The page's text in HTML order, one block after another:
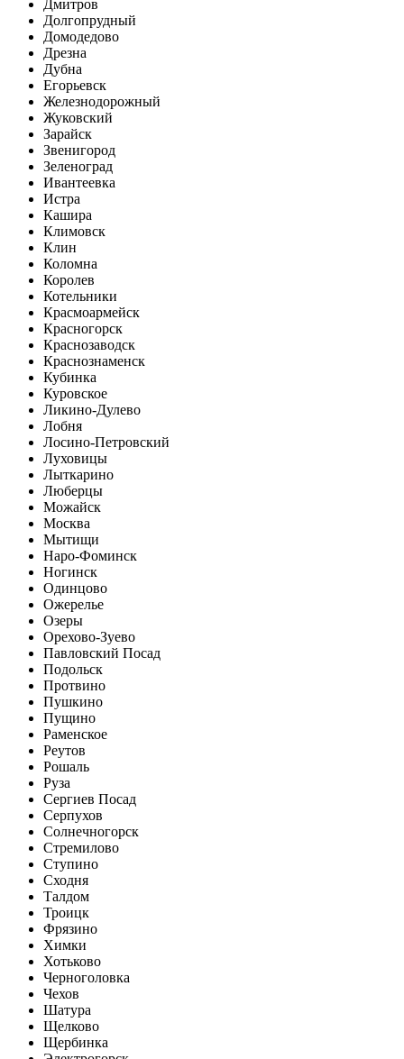
Дмитров
Долгопрудный
Домодедово
Дрезна
Дубна
Егорьевск
Железнодорожный
Жуковский
Зарайск
Звенигород
Зеленоград
Ивантеевка
Истра
Кашира
Климовск
Клин
Коломна
Королев
Котельники
Красмоармейск
Красногорск
Краснозаводск
Краснознаменск
Кубинка
Куровское
Ликино-Дулево
Лобня
Лосино-Петровский
Луховицы
Лыткарино
Люберцы
Можайск
Москва
Мытищи
Наро-Фоминск
Ногинск
Одинцово
Ожерелье
Озеры
Орехово-Зуево
Павловский Посад
Подольск
Протвино
Пушкино
Пущино
Раменское
Реутов
Рошаль
Руза
Сергиев Посад
Серпухов
Солнечногорск
Стремилово
Ступино
Сходня
Талдом
Троицк
Фрязино
Химки
Хотьково
Черноголовка
Чехов
Шатура
Щелково
Щербинка